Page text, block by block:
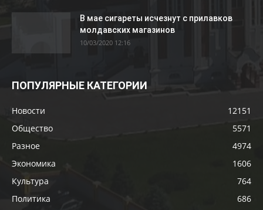
В мае сигареты исчезнут с прилавков
молдавских магазинов
10/03/2020 12:16
ПОПУЛЯРНЫЕ КАТЕГОРИИ
Новости
12151
Общество
5571
Разное
4974
Экономика
1606
Культура
764
Политика
686